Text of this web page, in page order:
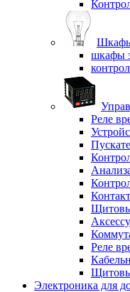
шкафы
Реле
Реле
Электроника для